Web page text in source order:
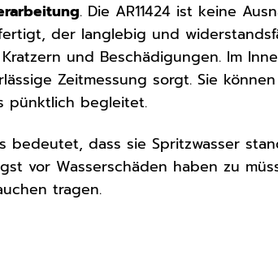
. Die AR11424 ist keine
der langlebig und
und Beschädigungen. Im
Zeitmessung sorgt. Sie
pünktlich begleitet.
bedeutet, dass sie Spritzwasser
vor Wasserschäden haben zu
tragen.